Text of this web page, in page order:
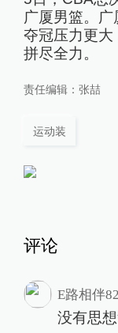
广厦男篮。
夺冠压力更大
拼尽全力。
责任编辑： 张喆
运动装
评论
E路相伴
没有思